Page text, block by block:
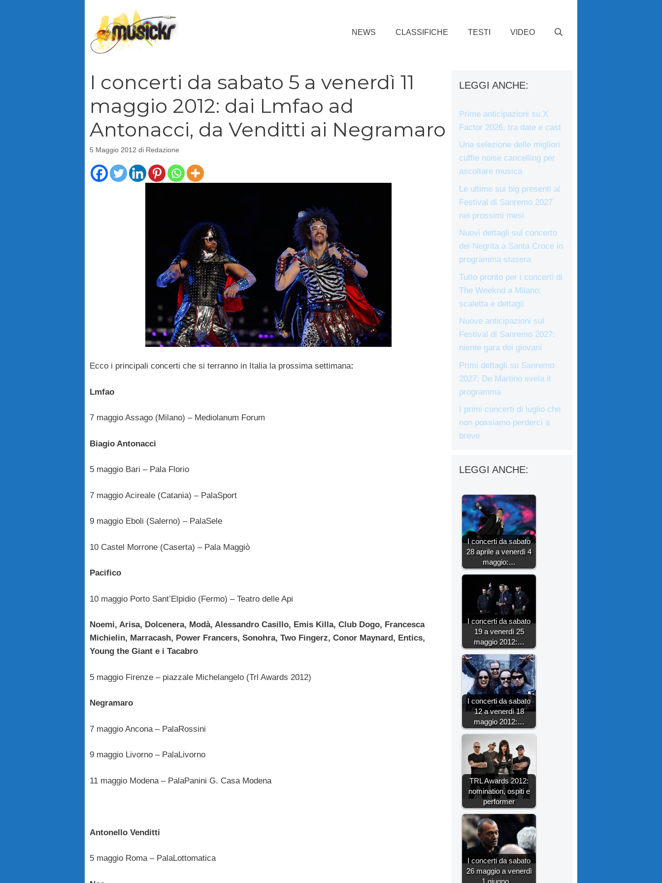
NEWS CLASSIFICHE TESTI VIDEO
I concerti da sabato 5 a venerdì 11
maggio 2012: dai Lmfao ad
Antonacci, da Venditti ai Negramaro
5 Maggio 2012 di Redazione
Ecco i principali concerti che si terranno in Italia la prossima settimana:
Lmfao
7 maggio Assago (Milano) – Mediolanum Forum
Biagio Antonacci
5 maggio Bari – Pala Florio
7 maggio Acireale (Catania) – PalaSport
9 maggio Eboli (Salerno) – PalaSele
10 Castel Morrone (Caserta) – Pala Maggiò
Pacifico
10 maggio Porto Sant’Elpidio (Fermo) – Teatro delle Api
Noemi, Arisa, Dolcenera, Modà, Alessandro Casillo, Emis Killa, Club Dogo, Francesca
Michielin, Marracash, Power Francers, Sonohra, Two Fingerz, Conor Maynard, Entics,
Young the Giant e i Tacabro
5 maggio Firenze – piazzale Michelangelo (Trl Awards 2012)
Negramaro
7 maggio Ancona – PalaRossini
9 maggio Livorno – PalaLivorno
11 maggio Modena – PalaPanini G. Casa Modena
Antonello Venditti
5 maggio Roma – PalaLottomatica
LEGGI ANCHE:
Prime anticipazioni su X
Factor 2026, tra date e cast
Una selezione delle migliori
cuffie noise cancelling per
ascoltare musica
Le ultime sui big presenti al
Festival di Sanremo 2027
nei prossimi mesi
Nuovi dettagli sul concerto
dei Negrita a Santa Croce in
programma stasera
Tutto pronto per i concerti di
The Weeknd a Milano:
scaletta e dettagli
Nuove anticipazioni sul
Festival di Sanremo 2027:
niente gara dei giovani
Primi dettagli su Sanremo
2027: De Martino svela il
programma
I primi concerti di luglio che
non possiamo perderci a
breve
LEGGI ANCHE:
I concerti da sabato
28 aprile a venerdì 4
maggio:…
I concerti da sabato
19 a venerdì 25
maggio 2012:…
I concerti da sabato
12 a venerdì 18
maggio 2012:…
TRL Awards 2012:
nomination, ospiti e
performer
I concerti da sabato
26 maggio a venerdì